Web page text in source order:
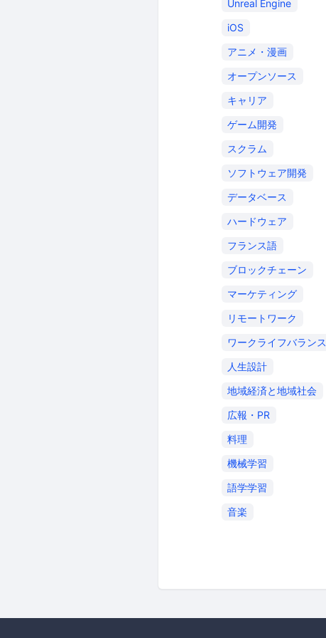
Unreal Engine
iOS
アニメ・漫画
オープンソース
キャリア
ゲーム開発
スクラム
ソフトウェア開発
データベース
ハードウェア
フランス語
ブロックチェーン
マーケティング
リモートワーク
ワークライフバランス
人生設計
地域経済と地域社会
広報・PR
料理
機械学習
語学学習
音楽